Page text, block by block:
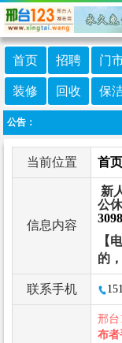
首页 招聘 门
装修 回收 保
公告：
当前位置 首页
信息内容
新
公
【
的
联系手机
邢台
布者